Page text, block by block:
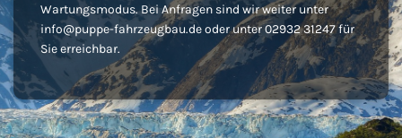
Wartungsmodus. Bei Anfragen sind wir weiter unter
info@puppe-fahrzeugbau.de oder unter 02932 31247 für
Sie erreichbar.